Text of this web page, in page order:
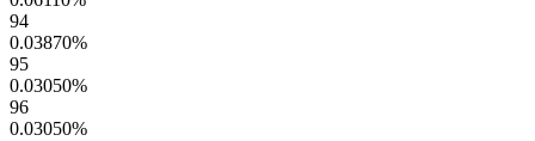
94
0.03870%
95
0.03050%
96
0.03050%